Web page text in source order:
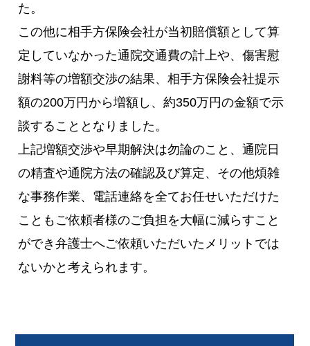
た。
この他に相手方保険会社が当初賠償額として算
定していなかった通院交通費の計上や、傷害慰
謝料等の増額交渉の結果、相手方保険会社提示
額の200万円から増額し、約350万円の金額で示
談することとなりました。
上記増額交渉や早期解決は勿論のこと、通院日
の精査や通院方法の確認及び算定、その他煩雑
な事務作業、電話連絡を全てお任せいただけた
こともご依頼者様のご負担を大幅に減らすこと
ができ弁護士へご依頼いただいたメリットでは
ないかと考えられます。